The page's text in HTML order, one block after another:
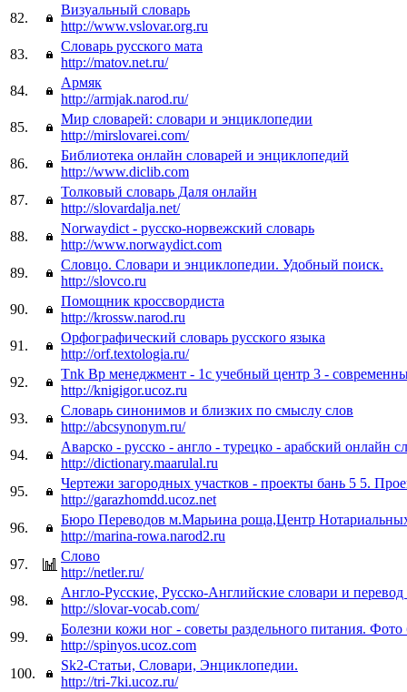
82.
Визуальный словарь
http://www.vslovar.org.ru
83.
Словарь русского мата
http://matov.net.ru/
84.
Армяк
http://armjak.narod.ru/
85.
Мир словарей: словари и энциклопедии
http://mirslovarei.com/
86.
Библиотека онлайн словарей и энциклопедий
http://www.diclib.com
87.
Толковый словарь Даля онлайн
http://slovardalja.net/
88.
Norwaydict - русско-норвежский словарь
http://www.norwaydict.com
89.
Словцо. Словари и энциклопедии. Удобный поиск.
http://slovco.ru
90.
Помощник кроссвордиста
http://krossw.narod.ru
91.
Орфографический словарь русского языка
http://orf.textologia.ru/
92.
Tnk Bp менеджмент - 1с учебный центр 3 -
http://knigigor.ucoz.ru
93.
Словарь синонимов и близких по смыслу слов
http://abcsynonym.ru/
94.
Аварско - русско - англо - турецко - арабский онлайн
http://dictionary.maarulal.ru
95.
Чертежи загородных участков - проекты бань 5 5.
http://garazhomdd.ucoz.net
96.
Бюро Переводов м.Марьина роща,Центр
http://marina-rowa.narod2.ru
97.
Слово
http://netler.ru/
98.
Англо-Русские, Русско-Английские словари и
http://slovar-vocab.com/
99.
Болезни кожи ног - советы раздельного питания. Фото
http://spinyos.ucoz.com
100.
Sk2-Статьи, Словари, Энциклопедии.
http://tri-7ki.ucoz.ru/